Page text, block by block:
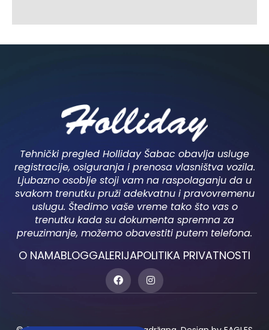
Tehnički pregled Holliday Šabac obavlja usluge
registracije, osiguranja i prenosa vlasništva vozila.
Ljubazno osoblje stoji vam na raspolaganju da u
svakom trenutku pruži adekvatnu i pravovremenu
uslugu. Štedimo vaše vreme tako što vas o
trenutku kada su dokumenta spremna za
preuzimanje, možemo obavestiti putem telefona.
O NAMABLOGGALERIJAPOLITIKA PRIVATNOSTI